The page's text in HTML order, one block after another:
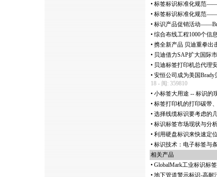
• 标签标识标准化规范
• 标签标识标准化规范
• 标识产品促销活动
• 综合布线工程1000个信
• 携全新产品 贝迪重拳出
• 贝迪借力SAP扩大国际
• 贝迪标签打印机总代理
• 安恒公司成为美国
18 - 阅: 359810
• 小标签大用途 -- 标识的
• 标签打印机的打印碳带
• 选择线缆标识要考虑的
• 标识标签市场现状与分
• 利用硬盘标识来快速定
• 标识技术：电子标签与
相关产品
• GlobalMark工业标识标
• 地下管道警示标识-高耐